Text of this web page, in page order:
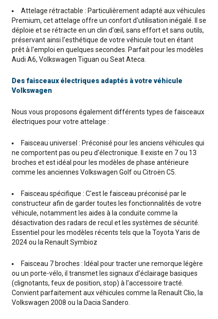
Attelage rétractable : Particulièrement adapté aux véhicules
Premium, cet attelage offre un confort d'utilisation inégalé. Il se
déploie et se rétracte en un clin d'œil, sans effort et sans outils,
préservant ainsi l'esthétique de votre véhicule tout en étant
prêt à l'emploi en quelques secondes. Parfait pour les modèles
Audi A6, Volkswagen Tiguan ou Seat Ateca.
Des faisceaux électriques adaptés à votre véhicule
Volkswagen
Nous vous proposons également différents types de faisceaux
électriques pour votre attelage :
Faisceau universel : Préconisé pour les anciens véhicules qui
ne comportent pas ou peu d'électronique. Il existe en 7 ou 13
broches et est idéal pour les modèles de phase antérieure
comme les anciennes Volkswagen Golf ou Citroën C5.
Faisceau spécifique : C'est le faisceau préconisé par le
constructeur afin de garder toutes les fonctionnalités de votre
véhicule, notamment les aides à la conduite comme la
désactivation des radars de recul et les systèmes de sécurité.
Essentiel pour les modèles récents tels que la Toyota Yaris de
2024 ou la Renault Symbioz
Faisceau 7 broches : Idéal pour tracter une remorque légère
ou un porte-vélo, il transmet les signaux d'éclairage basiques
(clignotants, feux de position, stop) à l'accessoire tracté.
Convient parfaitement aux véhicules comme la Renault Clio, la
Volkswagen 2008 ou la Dacia Sandero.